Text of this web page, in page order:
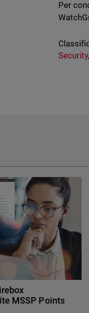
Per
Security
MSSP Points